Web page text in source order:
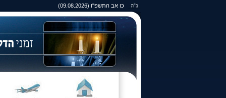
כו אב התשפ"ו (09.08.2026)